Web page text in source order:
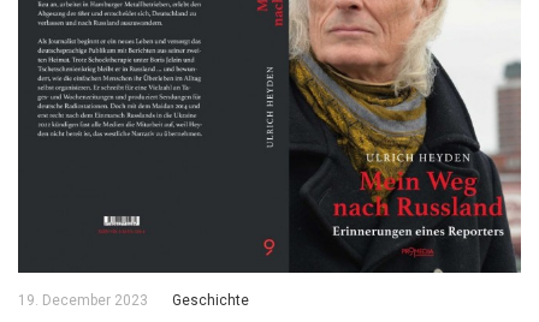
19. December 2023 Geschichte